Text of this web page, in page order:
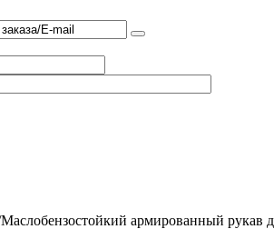
Маслобензостойкий армированный рукав